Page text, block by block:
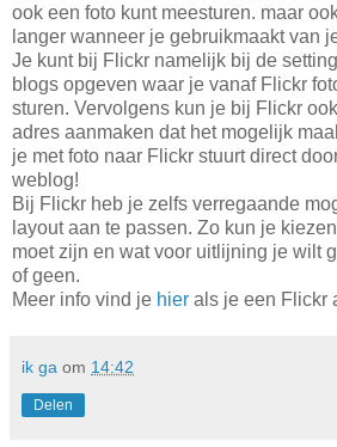
ook een foto kunt meesturen. maar
langer wanneer je gebruikmaakt van
Je kunt bij Flickr namelijk bij de
blogs opgeven waar je vanaf Flickr
sturen. Vervolgens kun je bij Flickr
adres aanmaken dat het mogelijk
je met foto naar Flickr stuurt direct
weblog!
Bij Flickr heb je zelfs verregaande
layout aan te passen. Zo kun je
moet zijn en wat voor uitlijning je wilt
of geen.
Meer info vind je hier als je een Flickr
ik ga om 14:42
Delen